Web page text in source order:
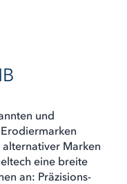
und
alternativer Marken
eine breite
an: Präzisions-